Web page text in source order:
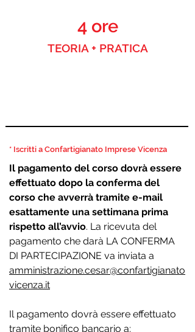
4 ore
TEORIA + PRATICA
* Iscritti a Confartigianato Imprese Vicenza
Il pagamento del corso dovrà essere
effettuato dopo la conferma del
corso che avverrà tramite e-mail
esattamente una settimana prima
rispetto all’avvio. La ricevuta del
pagamento che darà LA CONFERMA
DI PARTECIPAZIONE va inviata a
amministrazione.cesar@confartigianato
vicenza.it
Il pagamento dovrà essere effettuato
tramite bonifico bancario a: